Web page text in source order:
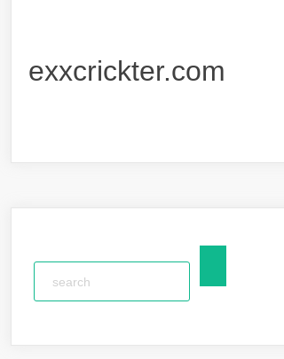
exxcrickter.com